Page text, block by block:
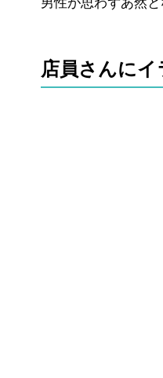
店員さんに